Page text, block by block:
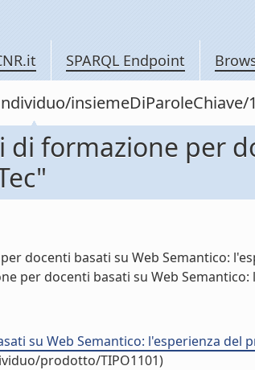
SPARQL Endpoint
insiemeDiParoleChiave/
di formazione per
docenti basati su Web Semantico:
per docenti basati su Web
su Web Semantico: l'esperienza del
prodotto/TIPO1101)